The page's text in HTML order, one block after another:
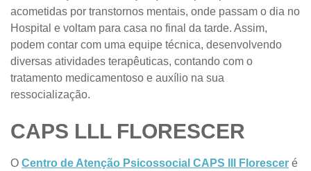
acometidas por transtornos mentais, onde passam o dia no
Hospital e voltam para casa no final da tarde. Assim,
podem contar com uma equipe técnica, desenvolvendo
diversas atividades terapêuticas, contando com o
tratamento medicamentoso e auxílio na sua
ressocialização.
CAPS LLL FLORESCER
O Centro de Atenção Psicossocial CAPS lll Florescer é